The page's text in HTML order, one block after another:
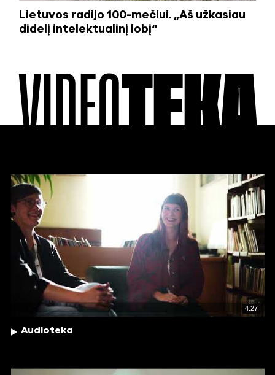
Lietuvos radijo 100-mečiui. „Aš užkasiau
didelį intelektualinį lobį“
VIDEOTEKA
4:27
Audioteka